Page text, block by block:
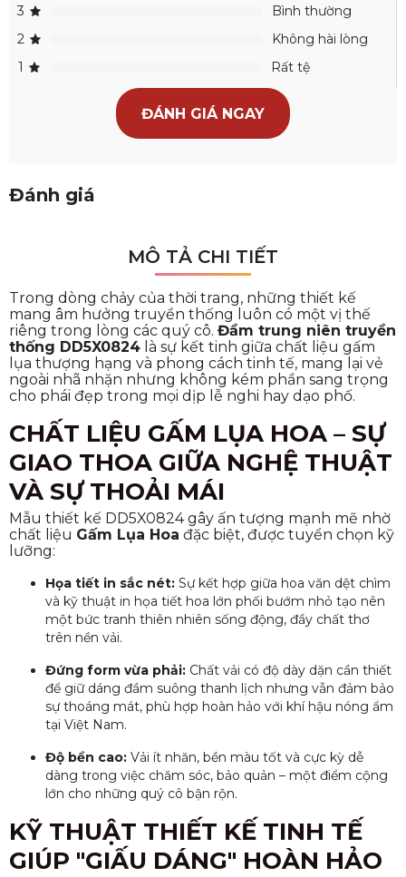
3
Bình thường
2
Không hài lòng
1
Rất tệ
ĐÁNH GIÁ NGAY
Đánh giá
MÔ TẢ CHI TIẾT
Trong dòng chảy của thời trang, những thiết kế
mang âm hưởng truyền thống luôn có một vị thế
riêng trong lòng các quý cô. Đầm trung niên truyền
thống DD5X0824 là sự kết tinh giữa chất liệu gấm
lụa thượng hạng và phong cách tinh tế, mang lại vẻ
ngoài nhã nhặn nhưng không kém phần sang trọng
cho phái đẹp trong mọi dịp lễ nghi hay dạo phố.
CHẤT LIỆU GẤM LỤA HOA – SỰ
GIAO THOA GIỮA NGHỆ THUẬT
VÀ SỰ THOẢI MÁI
Mẫu thiết kế DD5X0824 gây ấn tượng mạnh mẽ nhờ
chất liệu Gấm Lụa Hoa đặc biệt, được tuyển chọn kỹ
lưỡng:
Họa tiết in sắc nét: Sự kết hợp giữa hoa văn dệt chìm
và kỹ thuật in họa tiết hoa lớn phối bướm nhỏ tạo nên
một bức tranh thiên nhiên sống động, đầy chất thơ
trên nền vải.
Đứng form vừa phải: Chất vải có độ dày dặn cần thiết
để giữ dáng đầm suông thanh lịch nhưng vẫn đảm bảo
sự thoáng mát, phù hợp hoàn hảo với khí hậu nóng ẩm
tại Việt Nam.
Độ bền cao: Vải ít nhăn, bền màu tốt và cực kỳ dễ
dàng trong việc chăm sóc, bảo quản – một điểm cộng
lớn cho những quý cô bận rộn.
KỸ THUẬT THIẾT KẾ TINH TẾ
GIÚP "GIẤU DÁNG" HOÀN HẢO